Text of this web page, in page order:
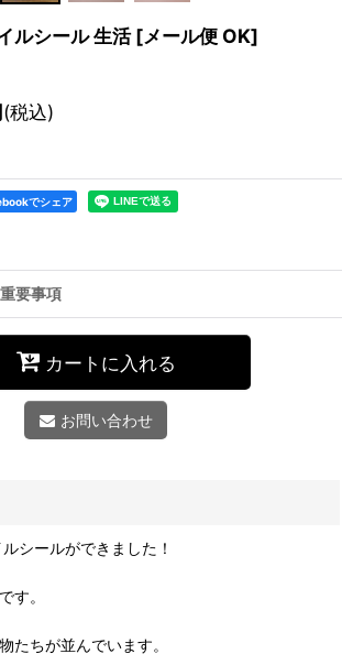
ルシール 生活 [メール便 OK]
(税込)
でシェア
要事項
カートに入れる
お問い合わせ
シールができました！
す。
たちが並んでいます。